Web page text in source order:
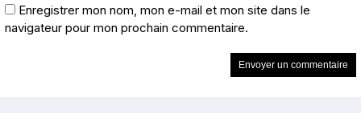
Enregistrer mon nom, mon e-mail et mon site dans le
navigateur pour mon prochain commentaire.